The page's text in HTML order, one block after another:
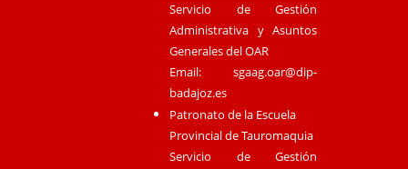
Servicio de Gestión
Administrativa y Asuntos
Generales del OAR
Email:sgaag.oar@dip-
badajoz.es
Patronato de la Escuela
Provincial de Tauromaquia
Servicio de Gestión